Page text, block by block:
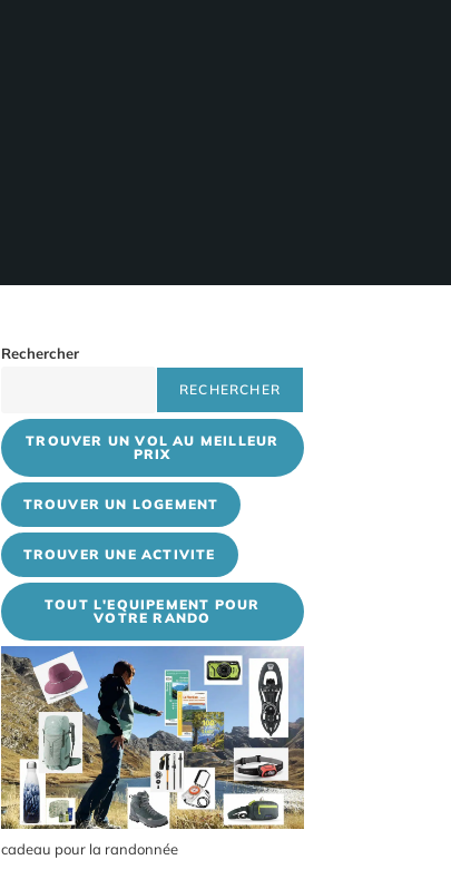
Rechercher
RECHERCHER
TROUVER UN VOL AU MEILLEUR
PRIX
TROUVER UN LOGEMENT
TROUVER UNE ACTIVITE
TOUT L'EQUIPEMENT POUR
VOTRE RANDO
cadeau pour la randonnée